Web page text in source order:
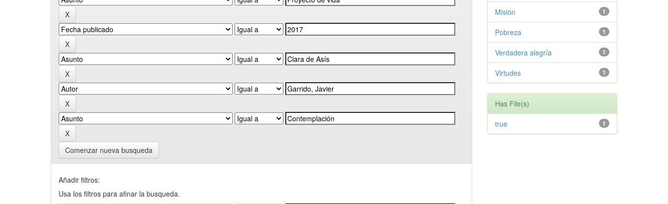
Comenzar nueva busqueda
Añadir filtros:
Usa los filtros para afinar la busqueda.
1
Misión
1
Pobreza
1
Verdadera alegría
1
Virtudes
Has File(s)
1
true